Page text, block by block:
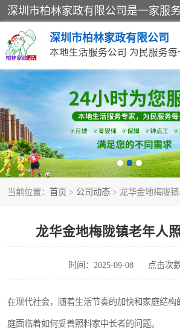
深圳市柏林家政有限公司
本地生活服务公司 为民服务每
当前位置： 首页 > 公司动态 > 龙华金地梅陇
龙华金地梅陇镇老年人
时间：2025-09-08 点击次
在现代社会，随着生活节奏的加快和家庭结构
庭面临着如何妥善照料家中长者的问题。
家居保洁
家庭保姆